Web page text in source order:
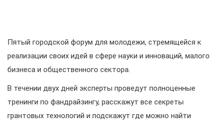
Пятый городской форум для молодежи, стремящейся к
реализации своих идей в сфере науки и инноваций, малого
бизнеса и общественного сектора.
В течении двух дней эксперты проведут полноценные
тренинги по фандрайзингу, расскажут все секреты
грантовых технологий и подскажут где можно найти